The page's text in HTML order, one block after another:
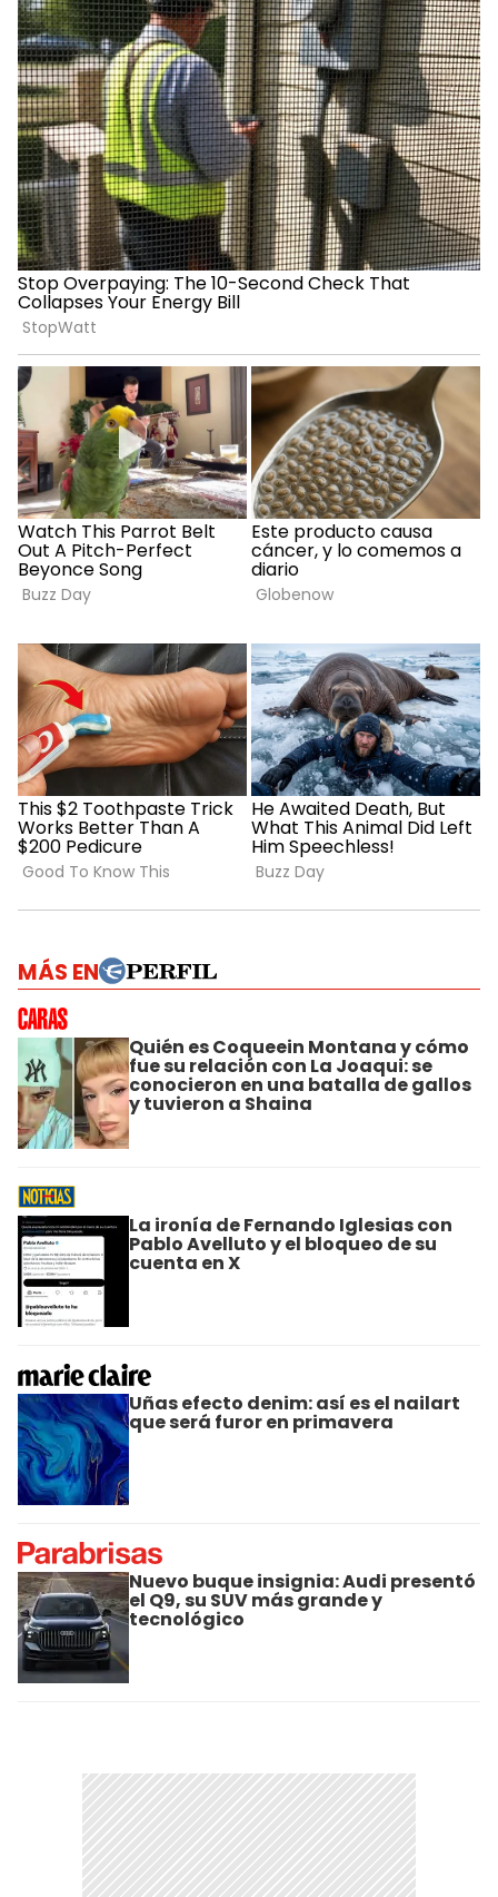
MÁS EN
Quién es Coqueein Montana y cómo
fue su relación con La Joaqui: se
conocieron en una batalla de gallos
y tuvieron a Shaina
La ironía de Fernando Iglesias con
Pablo Avelluto y el bloqueo de su
cuenta en X
Uñas efecto denim: así es el nailart
que será furor en primavera
Nuevo buque insignia: Audi presentó
el Q9, su SUV más grande y
tecnológico